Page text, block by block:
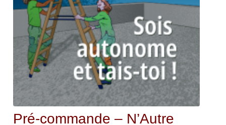
Pré-commande – N’Autre